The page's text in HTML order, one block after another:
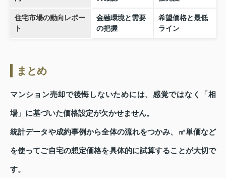
住宅市場の動向レポー
ト
金融環境と需要
の把握
希望価格と最低
ライン
まとめ
マンション売却で後悔しないためには、感覚ではなく「相
場」に基づいた価格設定が欠かせません。
統計データや成約事例から全体の流れをつかみ、㎡単価など
を使ってご自宅の想定価格を具体的に試算することが大切で
す。